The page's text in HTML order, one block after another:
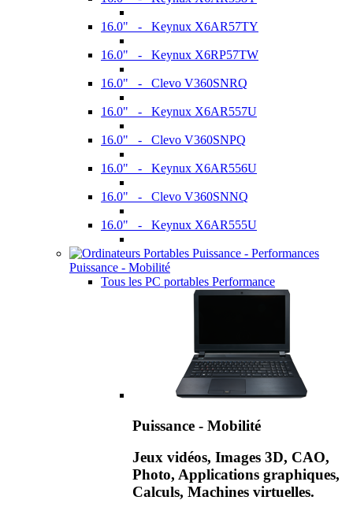
16.0" - Keynux X6AR57TY
16.0" - Keynux X6RP57TW
16.0" - Clevo V360SNRQ
16.0" - Keynux X6AR557U
16.0" - Clevo V360SNPQ
16.0" - Keynux X6AR556U
16.0" - Clevo V360SNNQ
16.0" - Keynux X6AR555U
Puissance - Mobilité
Tous les PC portables Performance
Puissance - Mobilité
Jeux vidéos, Images 3D, CAO,
Photo, Applications graphiques,
Calculs, Machines virtuelles.